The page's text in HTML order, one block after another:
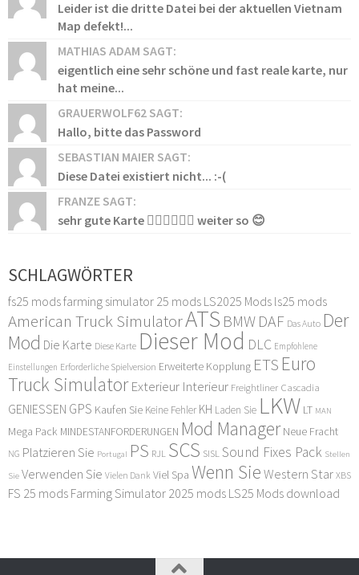
Leider ist die dritte Datei bei der aktuellen Vietnam
Map defekt!...
MATHIAS ADAM SAGT:
eigentlich eine sehr schöne und fast reale karte, nur
hat meine...
GRAUERWOLF62 SAGT:
Hallo, bitte das Password
SEBASTIAN MAIER SAGT:
Diese Datei existiert nicht... :-(
FRANZE SAGT:
sehr gute Karte 👍🏻👍🏻👍🏻 weiter so 😊
SCHLAGWÖRTER
fs25 modsfarming simulator 25 mods LS2025 Mods ls25 mods
American Truck SimulatorATS BMW DAF Das Auto Der
Mod Die Karte Diese Karte Dieser Mod DLC Empfohlene
Einstellungen Erforderliche Spielversion Erweiterte Kopplung ETS Euro
Truck Simulator Exterieur Interieur Freightliner Cascadia
GENIESSEN GPS Kaufen Sie Keine Fehler KH Laden Sie LKW LT MAN
Mega Pack MINDESTANFORDERUNGEN Mod Manager Neue Fracht
NG Platzieren Sie Portugal PS RJL SCS SISLSound Fixes Pack Stellen
Sie Verwenden Sie Vielen Dank Viel Spa Wenn Sie Western Star XBS
FS 25 mods Farming Simulator 2025 mods LS25 Mods download